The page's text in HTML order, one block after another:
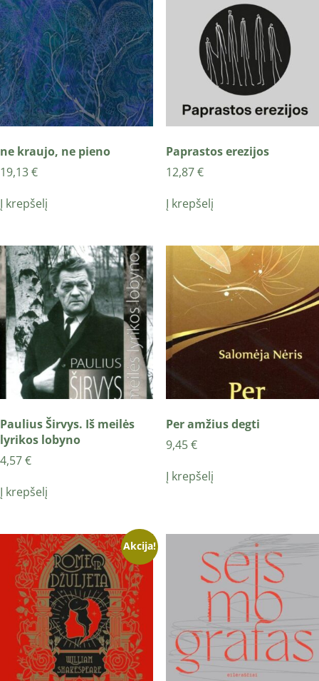
ne kraujo, ne pieno
19,13€
Į krepšelį
Paprastos erezijos
12,87€
Į krepšelį
Paulius Širvys. Iš meilės
lyrikos lobyno
4,57€
Į krepšelį
Per amžius degti
9,45€
Į krepšelį
Akcija!